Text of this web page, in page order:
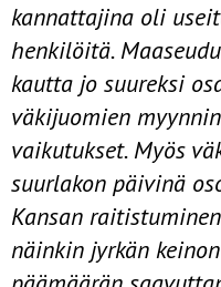
kannattajina oli
henkilöitä.
kautta jo suu­reksi
väkijuomien
vaikutukset. Myös
suurlakon päi­vinä
Kansan
näinkin jyrkän